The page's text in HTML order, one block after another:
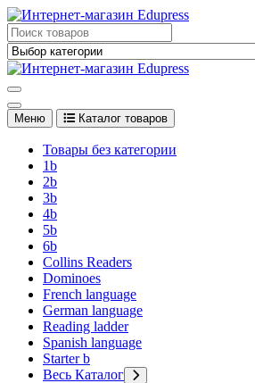
Перейти
к
содержимому
Edupress Uzbekistan, Edupress
английском языке
английском языке
Меню Каталог товаров
Товары без категории
1b
2b
3b
4b
5b
6b
Collins Readers
Dominoes
French language
German language
Reading ladder
Spanish language
Starter b
Весь Каталог